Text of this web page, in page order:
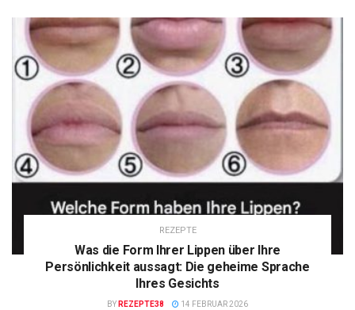
REZEPTE
Was die Form Ihrer Lippen über Ihre
Persönlichkeit aussagt: Die geheime Sprache
Ihres Gesichts
BY REZEPTE38 14 FEBRUAR 2026